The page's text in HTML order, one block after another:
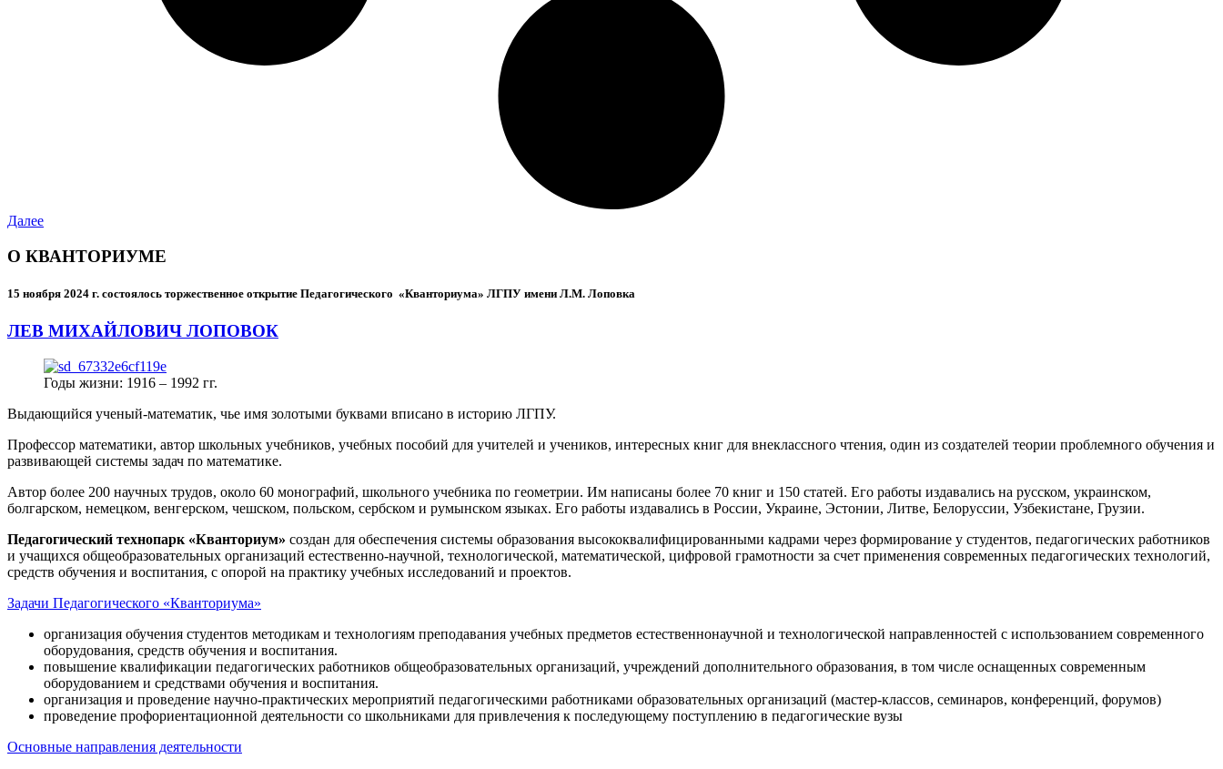
Далее
О КВАНТОРИУМЕ
15 ноября 2024 г. состоялось торжественное открытие Педагогического «Кванториума» ЛГПУ имени Л.М. Лоповка
ЛЕВ МИХАЙЛОВИЧ ЛОПОВОК
Годы жизни: 1916 – 1992 гг.
Выдающийся ученый-математик, чье имя золотыми буквами вписано в историю ЛГПУ.
Профессор математики, автор школьных учебников, учебных пособий для учителей и учеников, интересных книг для внеклассного чтения, один из создателей теории проблемного обучения и
развивающей системы задач по математике.
Автор более 200 научных трудов, около 60 монографий, школьного учебника по геометрии. Им написаны более 70 книг и 150 статей. Его работы издавались на русском, украинском,
болгарском, немецком, венгерском, чешском, польском, сербском и румынском языках. Его работы издавались в России, Украине, Эстонии, Литве, Белоруссии, Узбекистане, Грузии.
Педагогический технопарк «Кванториум» создан для обеспечения системы образования высококвалифицированными кадрами через формирование у студентов, педагогических работников
и учащихся общеобразовательных организаций естественно-научной, технологической, математической, цифровой грамотности за счет применения современных педагогических технологий,
средств обучения и воспитания, с опорой на практику учебных исследований и проектов.
Задачи Педагогического «Кванториума»
организация обучения студентов методикам и технологиям преподавания учебных предметов естественнонаучной и технологической направленностей с использованием современного
оборудования, средств обучения и воспитания.
повышение квалификации педагогических работников общеобразовательных организаций, учреждений дополнительного образования, в том числе оснащенных современным
оборудованием и средствами обучения и воспитания.
организация и проведение научно-практических мероприятий педагогическими работниками образовательных организаций (мастер-классов, семинаров, конференций, форумов)
проведение профориентационной деятельности со школьниками для привлечения к последующему поступлению в педагогические вузы
Основные направления деятельности